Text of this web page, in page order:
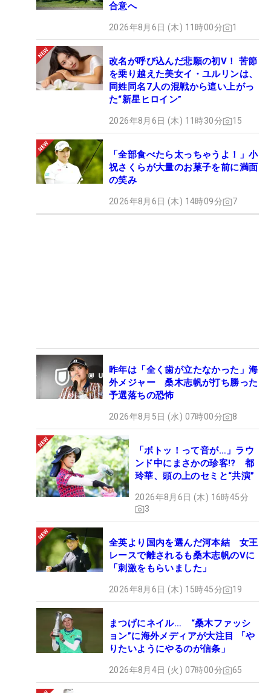
合意へ
2026年8月6日 (木) 11時00分 1
改名が呼び込んだ悲願の初V！ 苦節
を乗り越えた美女イ・ユルリンは、
同姓同名7人の混戦から這い上がっ
た“新星ヒロイン”
2026年8月6日 (木) 11時30分 15
「全部食べたら太っちゃうよ！」小
祝さくらが大量のお菓子を前に満面
の笑み
2026年8月6日 (木) 14時09分 7
昨年は「全く歯が立たなかった」海
外メジャー 桑木志帆が打ち勝った
予選落ちの恐怖
2026年8月5日 (水) 07時00分 8
「ボトッ！って音が…」ラウ
ンド中にまさかの珍客!? 都
玲華、頭の上のセミと“共演”
2026年8月6日 (木) 16時45分
3
全英より国内を選んだ河本結 女王
レースで離されるも桑木志帆のVに
「刺激をもらいました」
2026年8月6日 (木) 15時45分 19
まつげにネイル… “桑木ファッシ
ョン”に海外メディアが大注目 「や
りたいようにやるのが信条」
2026年8月4日 (火) 07時00分 65